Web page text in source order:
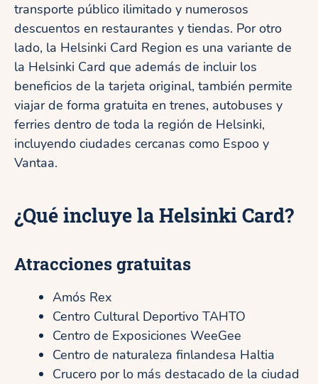
transporte público ilimitado y numerosos
descuentos en restaurantes y tiendas. Por otro
lado, la Helsinki Card Region es una variante de
la Helsinki Card que además de incluir los
beneficios de la tarjeta original, también permite
viajar de forma gratuita en trenes, autobuses y
ferries dentro de toda la región de Helsinki,
incluyendo ciudades cercanas como Espoo y
Vantaa.
¿Qué incluye la Helsinki Card?
Atracciones gratuitas
Amós Rex
Centro Cultural Deportivo TAHTO
Centro de Exposiciones WeeGee
Centro de naturaleza finlandesa Haltia
Crucero por lo más destacado de la ciudad